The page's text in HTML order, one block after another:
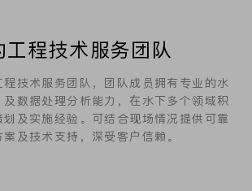
程技术服务团队
技术服务团队，团队成员拥有专业的水
数据处理分析能力，在水下多个领域积
及实施经验。可结合现场情况提供可靠
及技术支持，深受客户信赖。